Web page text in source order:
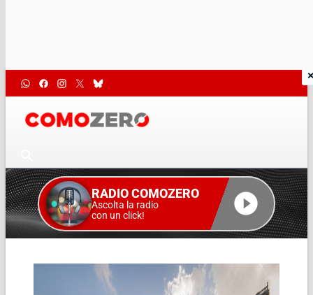
RADIO COMOZERO
Ascolta la radio
con un click!